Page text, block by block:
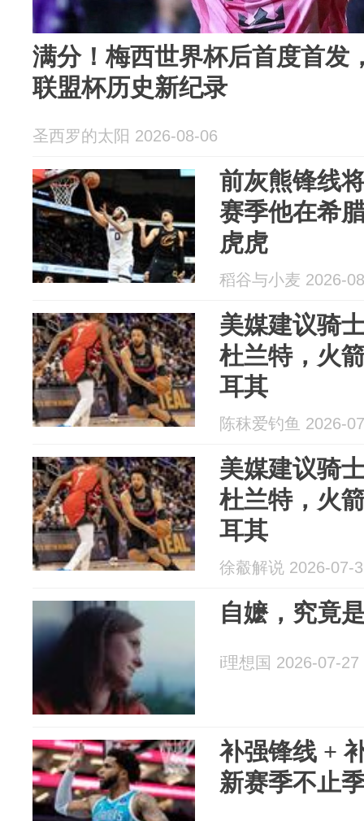
满分！梅西世界杯后首度首发
联盟杯历史新纪录
圣西罗的太阳 2026-08-06
前灰熊锋线
赛季他在希
虎虎
稻谷与小麦 2026-
美媒建议骑
杜兰特，火
耳其
陈秣爱钓鱼 2026-
美媒建议骑
杜兰特，火
耳其
徐觳解说 2026-07-
自嬷，究竟
i理想国 2026-07-27
补强锋线 +
新赛季不止